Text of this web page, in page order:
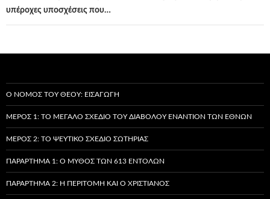
υπέροχες υποσχέσεις που…
Ο ΝΌΜΟΣ ΤΟΥ ΘΕΟΎ: ΕΙΣΑΓΩΓΉ
ΜΈΡΟΣ 1: ΤΟ ΜΕΓΆΛΟ ΣΧΈΔΙΟ ΤΟΥ ΔΙΑΒΌΛΟΥ ΕΝΑΝΤΊΟΝ ΤΩΝ ΕΘΝΏΝ
ΜΈΡΟΣ 2: ΤΟ ΨΕΎΤΙΚΟ ΣΧΈΔΙΟ ΣΩΤΗΡΊΑΣ
ΠΑΡΆΡΤΗΜΑ 1: Ο ΜΎΘΟΣ ΤΩΝ 613 ΕΝΤΟΛΏΝ
ΠΑΡΆΡΤΗΜΑ 2: Η ΠΕΡΙΤΟΜΉ ΚΑΙ Ο ΧΡΙΣΤΙΑΝΌΣ